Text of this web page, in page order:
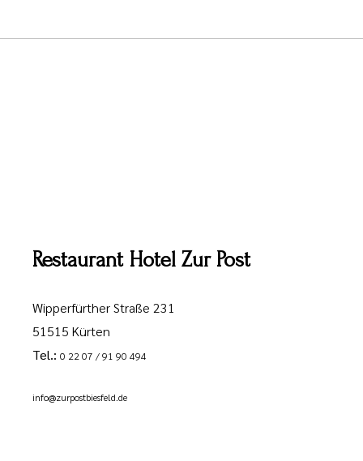
Restaurant Hotel Zur Post
Wipperfürther Straße 231
51515 Kürten
Tel.: 0 22 07 / 91 90 494
info@zurpostbiesfeld.de